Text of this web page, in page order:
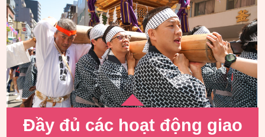
Đầy đủ các hoạt động giao